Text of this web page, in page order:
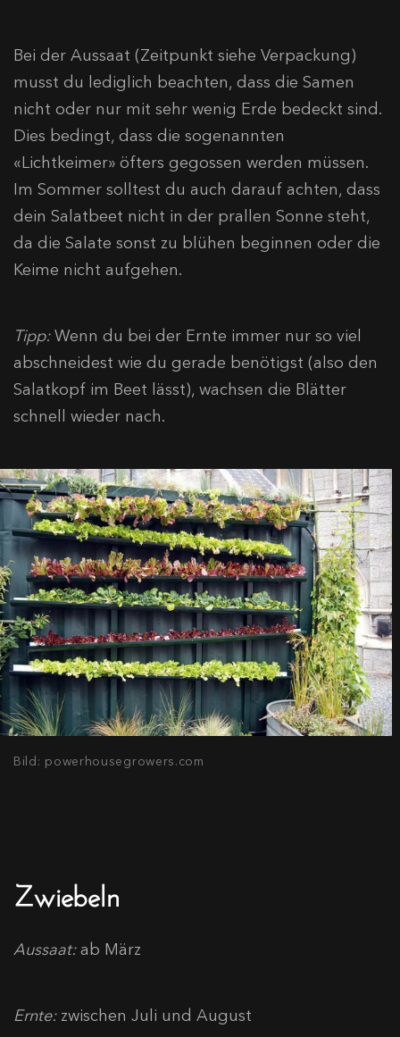
Bei der Aussaat (Zeitpunkt siehe Verpackung)
musst du lediglich beachten, dass die Samen
nicht oder nur mit sehr wenig Erde bedeckt sind.
Dies bedingt, dass die sogenannten
«Lichtkeimer» öfters gegossen werden müssen.
Im Sommer solltest du auch darauf achten, dass
dein Salatbeet nicht in der prallen Sonne steht,
da die Salate sonst zu blühen beginnen oder die
Keime nicht aufgehen.
Tipp:Wenn du bei der Ernte immer nur so viel
abschneidest wie du gerade benötigst (also den
Salatkopf im Beet lässt), wachsen die Blätter
schnell wieder nach.
Bild: powerhousegrowers.com
Zwiebeln
Aussaat:ab März
Ernte:zwischen Juli und August